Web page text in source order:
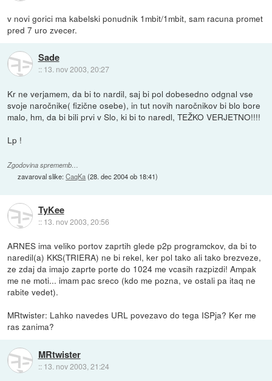
v novi gorici ma kabelski ponudnik 1mbit/1mbit, sam racuna promet
pred 7 uro zvecer.
Sade
:: 13. nov 2003, 20:27
Kr ne verjamem, da bi to nardil, saj bi pol dobesedno odgnal vse
svoje naročnike( fizične osebe), in tut novih naročnikov bi blo bore
malo, hm, da bi bili prvi v Slo, ki bi to naredl, TEŽKO VERJETNO!!!!
Lp !
Zgodovina sprememb…
zavaroval slike:CaqKa(28. dec 2004 ob 18:41)
TyKee
:: 13. nov 2003, 20:56
ARNES ima veliko portov zaprtih glede p2p programckov, da bi to
naredil(a) KKS(TRIERA) ne bi rekel, ker pol tako ali tako brezveze,
ze zdaj da imajo zaprte porte do 1024 me vcasih razpizdi! Ampak
me ne moti... imam pac sreco (kdo me pozna, ve ostali pa itaq ne
rabite vedet).
MRtwister: Lahko navedes URL povezavo do tega ISPja? Ker me
ras zanima?
MRtwister
:: 13. nov 2003, 21:24